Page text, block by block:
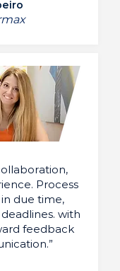
Process
due time,
with
feedback